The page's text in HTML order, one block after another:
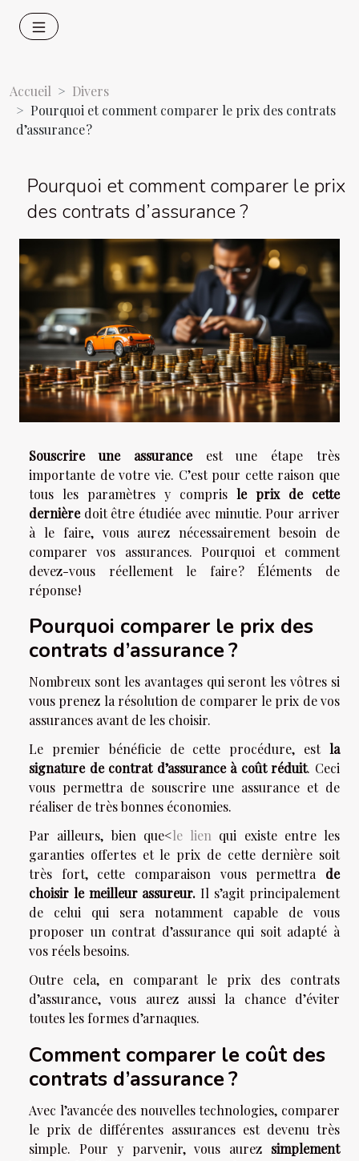
Accueil
Divers
Pourquoi et comment comparer le prix des contrats
d’assurance ?
Pourquoi et comment comparer le prix
des contrats d’assurance ?
Souscrire une assuranceest une étape très
importante de votre vie. C’est pour cette raison que
tous les paramètres y compris le prix de cette
dernièredoit être étudiée avec minutie. Pour arriver
à le faire, vous aurez nécessairement besoin de
comparer vos assurances. Pourquoi et comment
devez-vous réellement le faire ? Éléments de
réponse !
Pourquoi comparer le prix des
contrats d’assurance ?
Nombreux sont les avantages qui seront les vôtres si
vous prenez la résolution de comparer le prix de vos
assurances avant de les choisir.
Le premier bénéficie de cette procédure, est la
signature de contrat d’assurance à coût réduit. Ceci
vous permettra de souscrire une assurance et de
réaliser de très bonnes économies.
Par ailleurs, bien que<le lien qui existe entre les
garanties offertes et le prix de cette dernière soit
très fort, cette comparaison vous permettra de
choisir le meilleur assureur.Il s’agit principalement
de celui qui sera notamment capable de vous
proposer un contrat d’assurance qui soit adapté à
vos réels besoins.
Outre cela, en comparant le prix des contrats
d’assurance, vous aurez aussi la chance d’éviter
toutes les formes d’arnaques.
Comment comparer le coût des
contrats d’assurance ?
Avec l’avancée des nouvelles technologies, comparer
le prix de différentes assurances est devenu très
simple. Pour y parvenir, vous aurez simplement